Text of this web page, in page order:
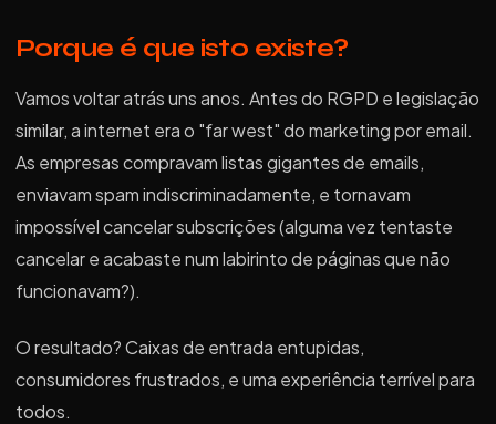
Porque é que isto existe?
Vamos voltar atrás uns anos. Antes do RGPD e legislação
similar, a internet era o "far west" do marketing por email.
As empresas compravam listas gigantes de emails,
enviavam spam indiscriminadamente, e tornavam
impossível cancelar subscrições (alguma vez tentaste
cancelar e acabaste num labirinto de páginas que não
funcionavam?).
O resultado? Caixas de entrada entupidas,
consumidores frustrados, e uma experiência terrível para
todos.